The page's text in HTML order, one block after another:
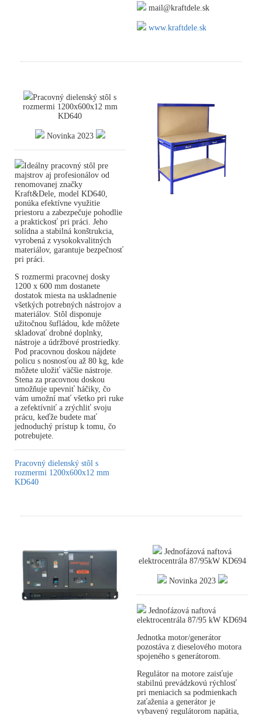
mail@kraftdele.sk
www.kraftdele.sk
Pracovný dielenský stôl s
rozmermi 1200x600x12 mm
KD640
Novinka 2023
Ideálny pracovný stôl pre
majstrov aj profesionálov od
renomovanej značky
Kraft&Dele, model KD640,
ponúka efektívne využitie
priestoru a zabezpečuje pohodlie
a praktickosť pri práci. Jeho
solídna a stabilná konštrukcia,
vyrobená z vysokokvalitných
materiálov, garantuje bezpečnosť
pri práci.
S rozmermi pracovnej dosky
1200 x 600 mm dostanete
dostatok miesta na uskladnenie
všetkých potrebných nástrojov a
materiálov. Stôl disponuje
užitočnou šufládou, kde môžete
skladovať drobné doplnky,
nástroje a údržbové prostriedky.
Pod pracovnou doskou nájdete
policu s nosnosťou až 80 kg, kde
môžete uložiť väčšie nástroje.
Stena za pracovnou doskou
umožňuje upevniť háčiky, čo
vám umožní mať všetko pri ruke
a zefektívniť a zrýchliť svoju
prácu, keďže budete mať
jednoduchý prístup k tomu, čo
potrebujete.
Pracovný dielenský stôl s
rozmermi 1200x600x12 mm
KD640
Jednofázová naftová
elektrocentrála 87/95kW KD694
Novinka 2023
Jednofázová naftová
elektrocentrála 87/95 kW KD694
Jednotka motor/generátor
pozostáva z dieselového motora
spojeného s generátorom.
Regulátor na motore zaisťuje
stabilnú prevádzkovú rýchlosť
pri meniacich sa podmienkach
zaťaženia a generátor je
vybavený regulátorom napätia,